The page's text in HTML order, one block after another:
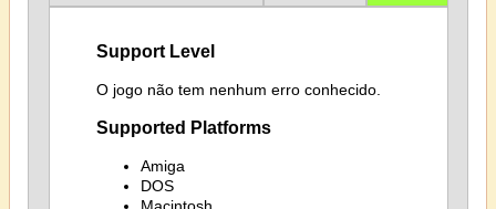
Support Level
O jogo não tem nenhum erro conhecido.
Supported Platforms
Amiga
DOS
Macintosh